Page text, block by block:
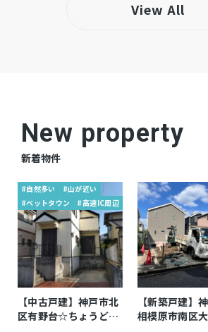
View All
New property
新着物件
#自然多い
#山が近い
#ベットタウン
#高速IC周辺
【中古戸建】神戸市北
区有野台☆ちょうどよ
【新築戸建】
相模原市南区